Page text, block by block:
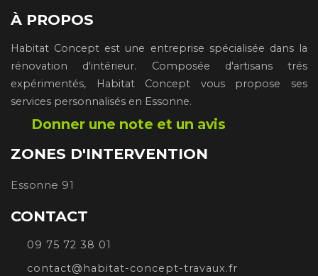
À PROPOS
Habitat Concept est une entreprise spécialisée dans la
rénovation d'intérieur. Composée d'artisans trés
expérimentés, Habitat Concept vous propose ses
services personnalisés en Essonne.
Donner une note et un avis
ZONES D'INTERVENTION
Essonne 91
CONTACT
09 75 72 38 01
contact@habitat-concept-travaux.fr